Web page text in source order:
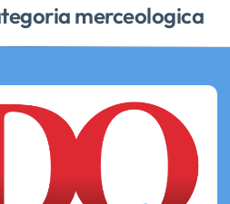
merceologica